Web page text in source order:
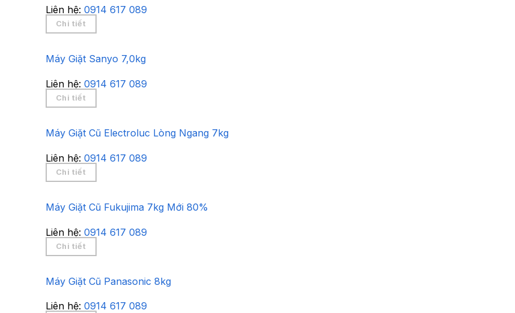
Liên hệ: 0914 617 089
Chi tiết
Máy Giặt Sanyo 7,0kg
Liên hệ: 0914 617 089
Chi tiết
Máy Giặt Cũ Electroluc Lòng Ngang 7kg
Liên hệ: 0914 617 089
Chi tiết
Máy Giặt Cũ Fukujima 7kg Mới 80%
Liên hệ: 0914 617 089
Chi tiết
Máy Giặt Cũ Panasonic 8kg
Liên hệ: 0914 617 089